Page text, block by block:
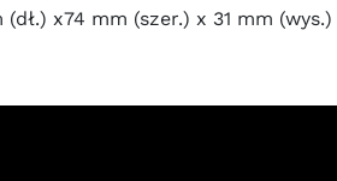
x74 mm (szer.) x 31 mm (wys.)